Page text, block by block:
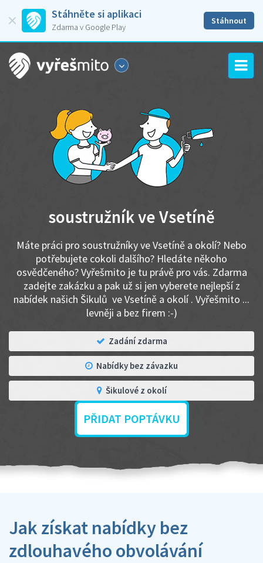
Stáhněte si aplikaci
Zdarma v Google Play
Stáhnout
soustružník ve Vsetíně
Máte práci pro soustružníky ve Vsetíně a okolí? Nebo
potřebujete cokoli dalšího? Hledáte někoho
osvědčeného? Vyřešmito je tu právě pro vás. Zdarma
zadejte zakázku a pak už si jen vyberete nejlepší z
nabídek našich Šikulů ve Vsetíně a okolí . Vyřešmito ...
levněji a bez firem :-)
Zadání zdarma
Nabídky bez závazku
Šikulové z okolí
PŘIDAT POPTÁVKU
Jak získat nabídky bez
zdlouhavého obvolávání